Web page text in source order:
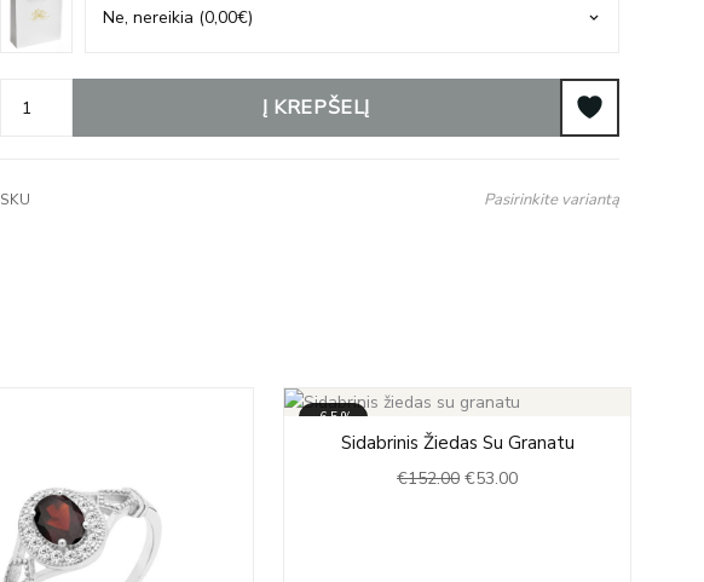
Į KREPŠELĮ
SKU Pasirinkite variantą
-65%
Sidabrinis Žiedas Su Granatu
€152.00
price
was:
€53.00
price
is: